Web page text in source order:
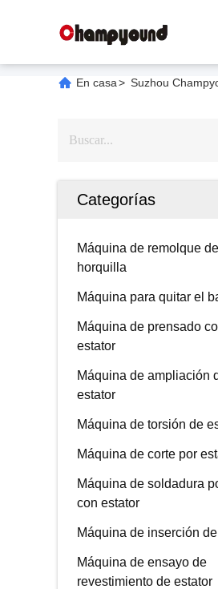
En casa> Suzhou
Categorías
Máquina de remolque de
horquilla
Máquina para quitar el
Máquina de prensado
estator
Máquina de ampliación
estator
Máquina de torsión de
Máquina de corte por
Máquina de soldadura
con estator
Máquina de inserción
Máquina de ensayo de
revestimiento de estator